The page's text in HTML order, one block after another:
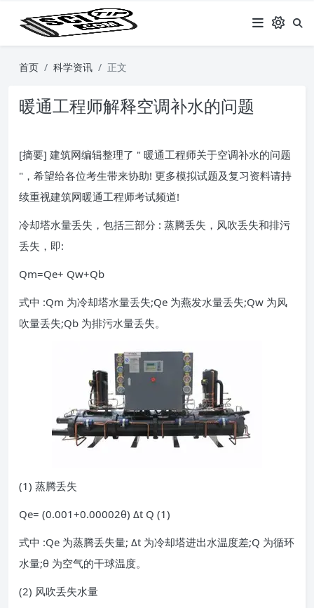
首页 科学资讯 正文
暖通工程师解释空调补水的问题
[摘要] 建筑网编辑整理了 " 暖通工程师关于空调补水的问题
"，希望给各位考生带来协助! 更多模拟试题及复习资料请持
续重视建筑网暖通工程师考试频道!
冷却塔水量丢失，包括三部分 : 蒸腾丢失，风吹丢失和排污
丢失，即:
Qm=Qe+ Qw+Qb
式中 :Qm 为冷却塔水量丢失;Qe 为燕发水量丢失;Qw 为风
吹量丢失;Qb 为排污水量丢失。
(1) 蒸腾丢失
Qe= (0.001+0.00002θ) Δt Q (1)
式中 :Qe 为蒸腾丢失量; Δt 为冷却塔进出水温度差;Q 为循环
水量;θ 为空气的干球温度。
(2) 风吹丢失水量